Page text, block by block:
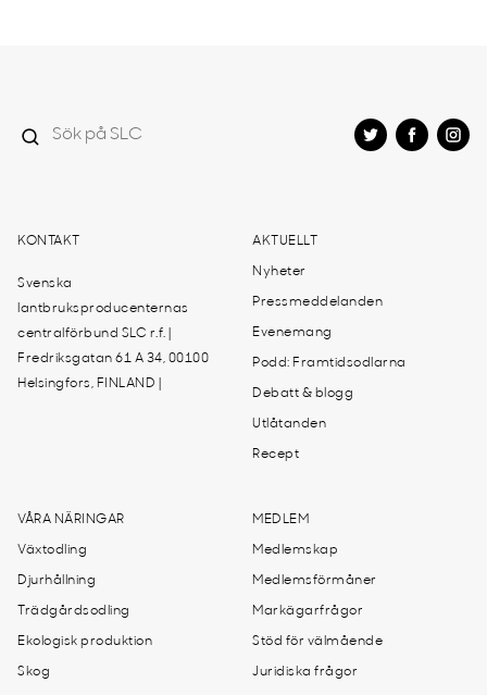
KONTAKT
Svenska
lantbruksproducenternas
centralförbund SLC r.f. |
Fredriksgatan 61 A 34, 00100
Helsingfors, FINLAND |
AKTUELLT
Nyheter
Pressmeddelanden
Evenemang
Podd: Framtidsodlarna
Debatt & blogg
Utlåtanden
Recept
VÅRA NÄRINGAR
Växtodling
Djurhållning
Trädgårdsodling
Ekologisk produktion
Skog
MEDLEM
Medlemskap
Medlemsförmåner
Markägarfrågor
Stöd för välmående
Juridiska frågor